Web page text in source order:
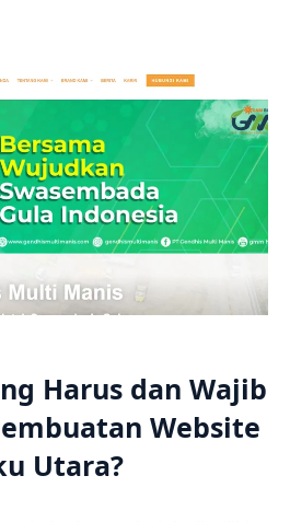
Harus dan Wajib
Website
Utara?